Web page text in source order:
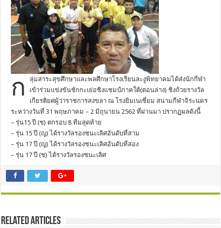
ก
ลุ่มสาระสุขศึกษาและพลศึกษาโรงเรียนละงูพิทยาคมได้ส่งนักกีฬา
เข้าร่วมแข่งขันชักกะเย่อชิงแชมป์ภาคใต้(ตอนล่าง) ชิงถ้วยรางวัล
เกียรติยศผู้ว่าราชการสงขลา ณ โรงยิมเนเซี่ยม สนามกีฬาจิระนคร
ระหว่างวันที่ 31 พฤษภาคม – 2 มิถุนายน 2562 ที่ผ่านมา ปรากฏผลดังนี้
– รุ่น15 ปี (ช) ตกรอบ 8 ทีมสุดท้าย
– รุ่น 15 ปี (ญ) ได้รางวัลรองชนะเลิศอันดับที่สาม
– รุ่น 17 ปี (ญ) ได้รางวัลรองชนะเลิศอันดับที่สอง
– รุ่น 17 ปี (ช) ได้รางวัลรองชนะเลิศ
Related Articles